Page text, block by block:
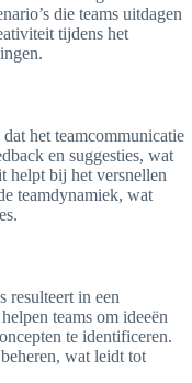
die teams uitdagen
tijdens het
het teamcommunicatie
en suggesties, wat
helpt bij het versnellen
teamdynamiek, wat
resulteert in een
teams om ideeën
te identificeren.
wat leidt tot